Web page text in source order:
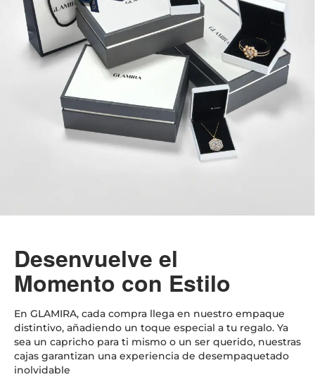
Desenvuelve el
Momento con Estilo
En GLAMIRA, cada compra llega en nuestro empaque
distintivo, añadiendo un toque especial a tu regalo. Ya
sea un capricho para ti mismo o un ser querido, nuestras
cajas garantizan una experiencia de desempaquetado
inolvidable